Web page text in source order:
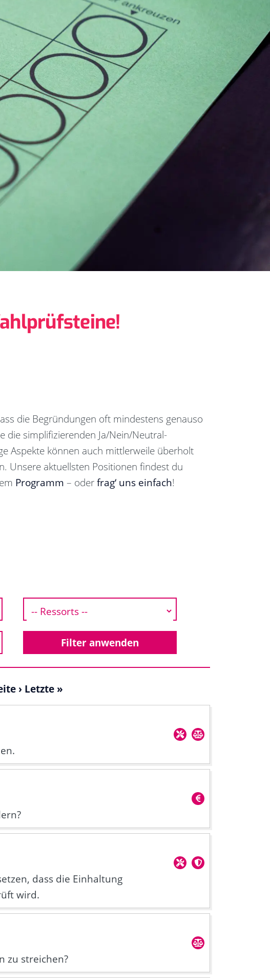
die Begründungen oft mindestens genauso
die simplifizierenden Ja/Nein/Neutral-
Aspekte können auch mittlerweile überholt
Unsere aktuellsten Positionen findest du
Programm – oderfrag‘ uns einfach!
› Letzte »
dass die Einhaltung
wird.
zu streichen?